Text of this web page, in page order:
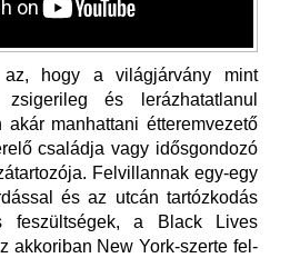
hogy a világjárvány mint
és lerázhatatlanul
manhattani étteremvezető
családja vagy idősgondozó
Felvillannak egy-egy
és az utcán tartózkodás
feszültségek, a Black Lives
akkoriban New York-szerte fel-